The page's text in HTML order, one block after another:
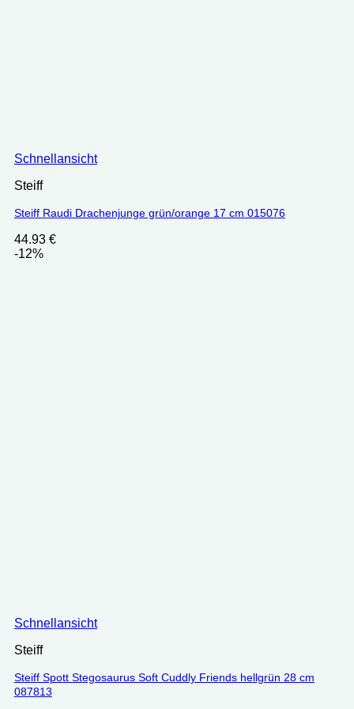
Schnellansicht
Steiff
Steiff Raudi Drachenjunge grün/orange 17 cm 015076
44.93 €
-12%
Schnellansicht
Steiff
Steiff Spott Stegosaurus Soft Cuddly Friends hellgrün 28 cm
087813